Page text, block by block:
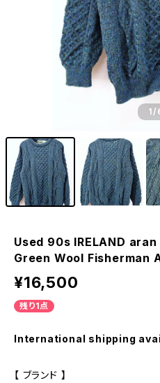
1/
Used 90s IRELAND
Green Wool Fisherman
¥16,500
残り1点
International shipping
【 ブランド 】